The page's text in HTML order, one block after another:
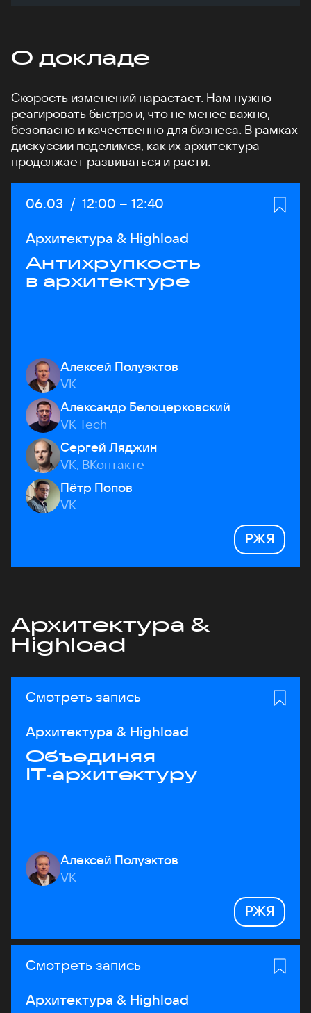
О докладе
Скорость изменений нарастает. Нам нужно
реагировать быстро и, что не менее важно,
безопасно и качественно для бизнеса. В рамках
дискуссии поделимся, как их архитектура
продолжает развиваться и расти.
Дата:
06.03 / Начало:
12:00 – Конец:
12:40
Архитектура & Highload
Антихрупкость
в архитектуре
Алексей Полуэктов
VK
Александр Белоцерковский
VK Tech
Сергей Ляджин
VK, ВКонтакте
Пётр Попов
VK
РЖЯ
Архитектура &
Highload
Смотреть запись
Архитектура & Highload
Объединяя
IT‑архитектуру
Алексей Полуэктов
VK
РЖЯ
Смотреть запись
Архитектура & Highload